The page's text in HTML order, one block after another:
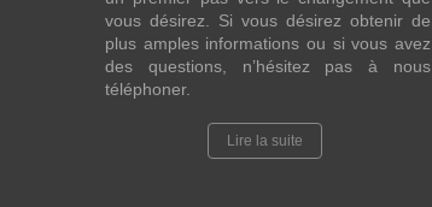
vous désirez. Si vous désirez obtenir de
plus amples informations ou si vous avez
des questions, n’hésitez pas à nous
téléphoner.
Lire la suite